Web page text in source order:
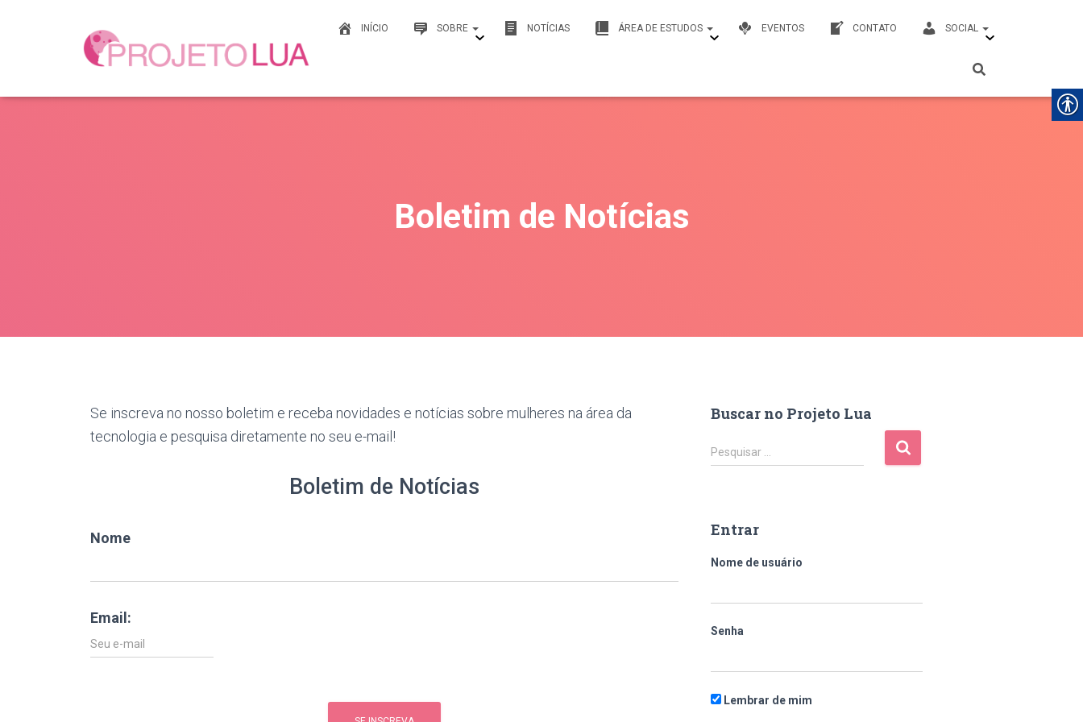
INÍCIO SOBRE NOTÍCIAS ÁREA DE ESTUDOS EVENTOS CONTATO SOCIAL
Boletim de Notícias
Se inscreva no nosso boletim e receba novidades e notícias sobre mulheres na área da
tecnologia e pesquisa diretamente no seu e-mail!
Boletim de Notícias
Nome
Email:
Buscar no Projeto Lua
Pesquisar …
Entrar
Nome de usuário
Senha
Lembrar de mim